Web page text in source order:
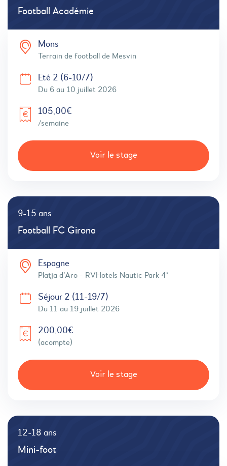
Football Académie
Mons
Terrain de football de Mesvin
Eté 2 (6-10/7)
Du 6 au 10 juillet 2026
105,00€
/semaine
Voir le stage
9-15 ans
Football FC Girona
Espagne
Platja d'Aro - RVHotels Nautic Park 4*
Séjour 2 (11-19/7)
Du 11 au 19 juillet 2026
200,00€
(acompte)
Voir le stage
12-18 ans
Mini-foot